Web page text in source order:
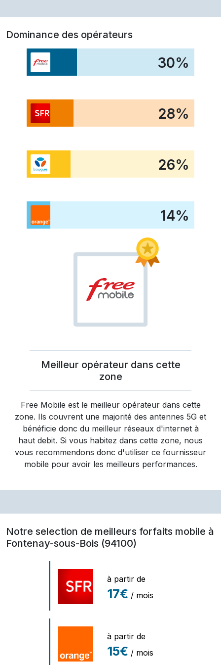
Dominance des opérateurs
30%
28%
26%
14%
Meilleur opérateur dans cette
zone
Free Mobile est le meilleur opérateur dans cette
zone. Ils couvrent une majorité des antennes 5G et
bénéficie donc du meilleur réseaux d'internet à
haut debit. Si vous habitez dans cette zone, nous
vous recommendons donc d'utiliser ce fournisseur
mobile pour avoir les meilleurs performances.
Notre selection de meilleurs forfaits mobile à
Fontenay-sous-Bois (94100)
à partir de
17€ / mois
à partir de
15€ / mois